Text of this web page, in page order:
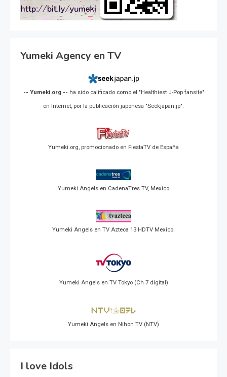
Yumeki Agency en TV
-- Yumeki.org -- ha sido calificado como el "Healthiest J-Pop fansite"
en Internet, por la publicación japonesa "Seekjapan.jp".
Yumeki.org, promocionado en FiestaTV de España
Yumeki Angels en CadenaTres TV, Mexico
Yumeki Angels en TV Azteca 13 HDTV Mexico.
Yumeki Angels en TV Tokyo (Ch 7 digital)
Yumeki Angels en Nihon TV (NTV)
I love Idols